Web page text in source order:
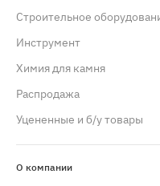
Строительное
Инструмент
Химия для камня
Распродажа
Уцененные и б/у товары
О компании